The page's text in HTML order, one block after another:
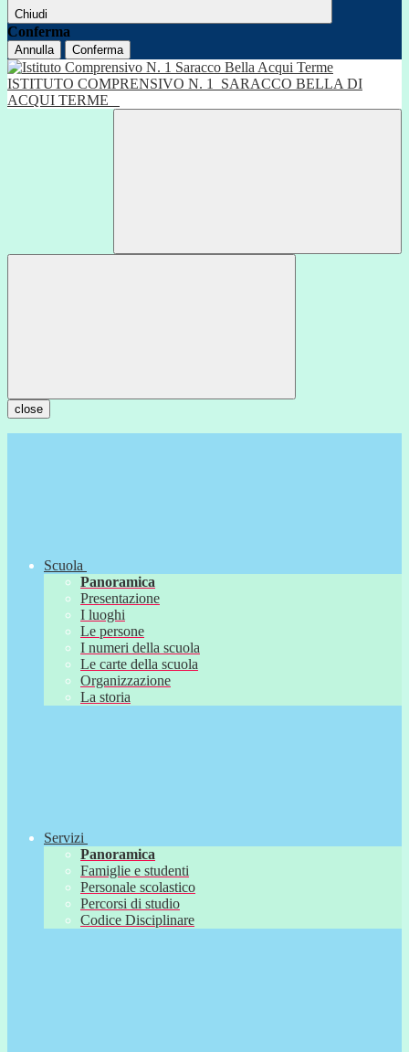
Chiudi
Conferma
Annulla Conferma
ISTITUTO COMPRENSIVO N. 1
SARACCO BELLA DI
ACQUI TERME
close
Scuola
Panoramica
Presentazione
I luoghi
Le persone
I numeri della scuola
Le carte della scuola
Organizzazione
La storia
Servizi
Panoramica
Famiglie e studenti
Personale scolastico
Percorsi di studio
Codice Disciplinare